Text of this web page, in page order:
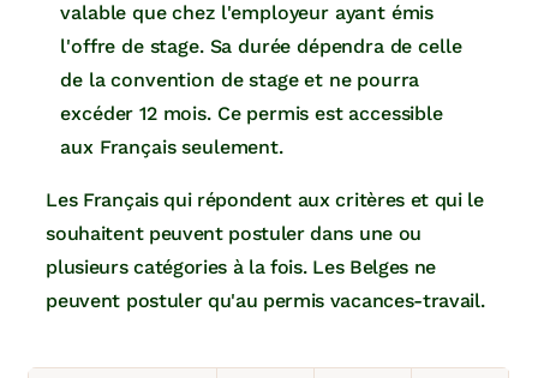
valable que chez l'employeur ayant émis
l'offre de stage. Sa durée dépendra de celle
de la convention de stage et ne pourra
excéder 12 mois. Ce permis est accessible
aux Français seulement.
Les Français qui répondent aux critères et qui le
souhaitent peuvent postuler dans une ou
plusieurs catégories à la fois. Les Belges ne
peuvent postuler qu'au permis vacances-travail.